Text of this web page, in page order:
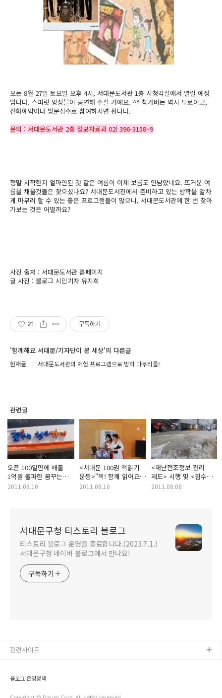
오는 8월 27일 토요일 오후 4시, 서대문도서관 1층 시청각실에서 열릴 예정
입니다. 스피릿 앙상블이 공연해 주실 거예요. ^^ 참가비는 역시 무료이고,
전화예약이나 방문접수로 참여하시면 됩니다.
문의 : 서대문도서관 2층 정보자료과 02) 396-3158~9
정말 시작한지 얼마안된 것 같은 여름이 이제 보름도 안남았네요. 뜨거운 여
름을 채울것들은 찾으셨나요? 서대문도서관에서 준비하고 있는 방학을 알차
게 마무리 할 수 있는 좋은 프로그램들이 많으니, 서대문도서관에 한 번 찾아
가보는 것은 어떨까요?
사진 출처 : 서대문도서관 홈페이지
글 사진 : 블로그 시민기자 유지희
21 구독하기
'함께해요 서대문/기자단이 본 세상'의 다른글
현재글 서대문도서관의 체험 프로그램으로 방학 마무리를!
관련글
오픈 100일만에 매출
1억원 돌파한 꿈꾸는
청년가게
2011.08.10
<서대문 100권 책읽기
운동>"책! 함께 읽어요"
북콘서트
2011.08.10
<재난전조정보 관리
제도> 시행 및 <침수
지역 감염 주의보>
2011.08.08
서대문구청 티스토리 블로그
티스토리 블로그 운영을 종료합니다.(2023.7.1.)
서대문구청 네이버 블로그에서 만나요!
구독하기
블로그 운영정책
관련사이트